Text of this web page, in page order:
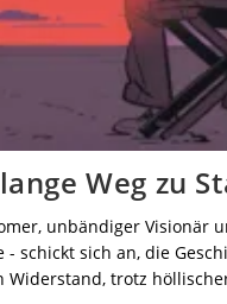
Weg zu
unbändiger Visionär
schickt sich an, die
Widerstand, trotz